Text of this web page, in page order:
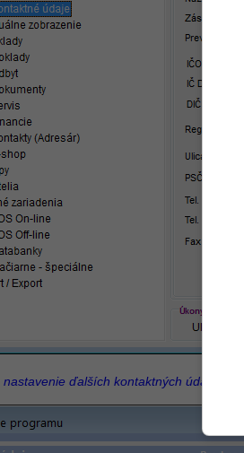
ďalších kontaktných údajov.